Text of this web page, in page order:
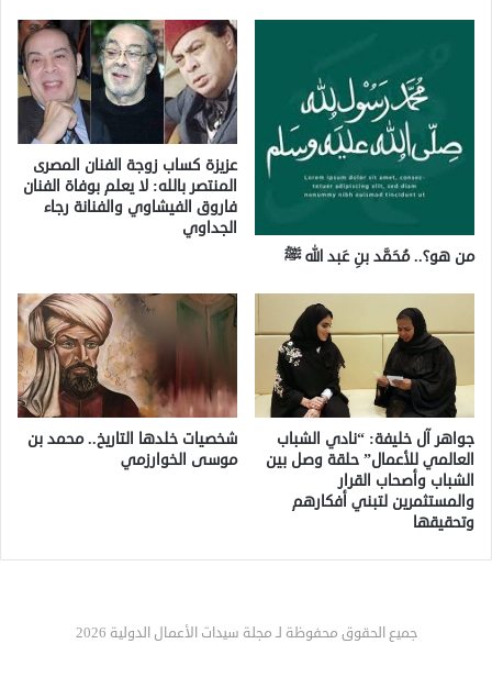
من هو؟.. مُحَمَّد بنِ عَبد الله ﷺ
عزيزة كساب زوجة الفنان المصرى
المنتصر بالله: لا يعلم بوفاة الفنان
فاروق الفيشاوي والفنانة رجاء
الجداوي
جواهر آل خليفة: “نادي الشباب
العالمي للأعمال” حلقة وصل بين
الشباب وأصحاب القرار
والمستثمرين لتبني أفكارهم
وتحقيقها
شخصيات خلدها التاريخ.. محمد بن
موسى الخوارزمي
جميع الحقوق محفوظة لـ مجلة سيدات الأعمال الدولية 2026